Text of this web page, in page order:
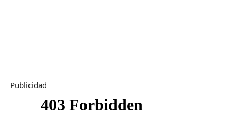
Publicidad